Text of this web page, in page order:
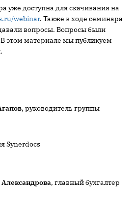
уже доступна для скачивания на
webinar. Также в ходе семинара
вопросы. Вопросы были
этом материале мы публикуем
, руководитель группы
Synerdocs
, главный бухгалтер